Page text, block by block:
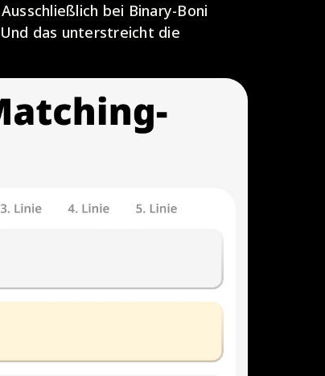
bei Binary-Boni
das unterstreicht die